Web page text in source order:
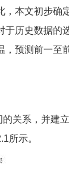
本文初步确
历史数据的
预测前一至
关系，并建
所示。